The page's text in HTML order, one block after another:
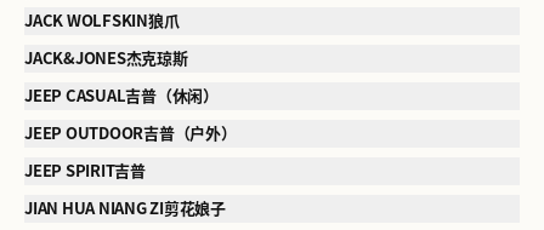
JACK WOLFSKIN狼爪
JACK&JONES杰克琼斯
JEEP CASUAL吉普（休闲）
JEEP OUTDOOR吉普（户外）
JEEP SPIRIT吉普
JIAN HUA NIANG ZI剪花娘子